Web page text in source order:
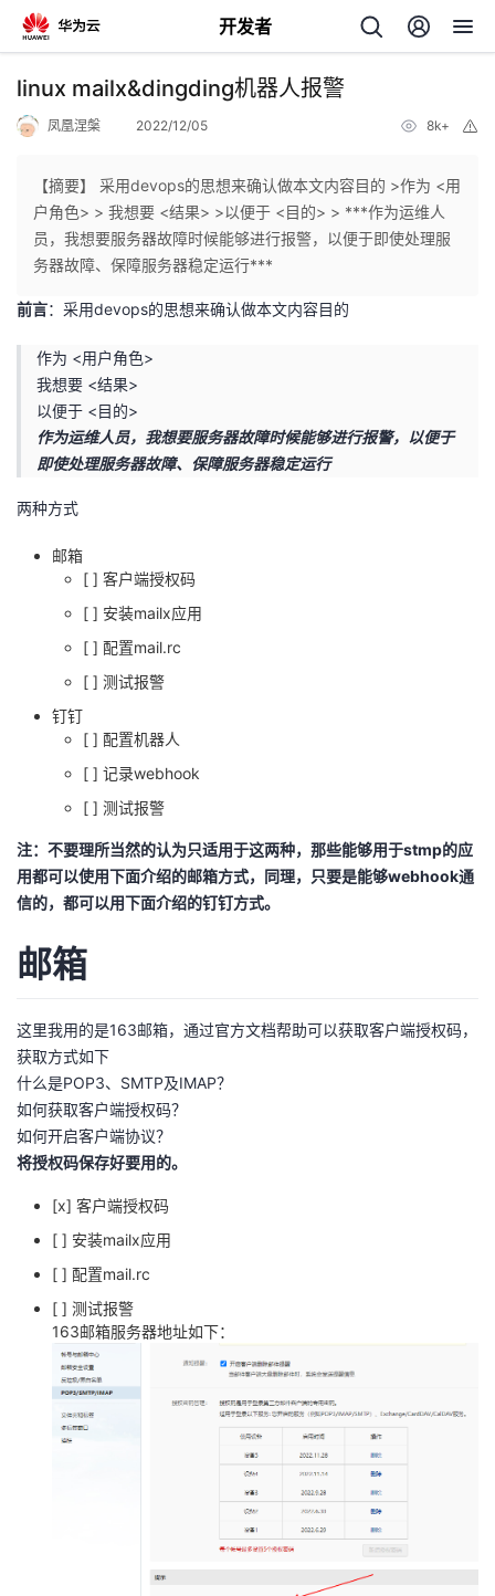
开发者
返
个
人
主
页
我
的
开
子
直
播
的
活
动
我
的
关
我
的
发
者
堂
我
的
课
我
的
我
我
Programs
的
支
持
我
的
技
术
我
的
云
linux mailx&dingding机器人报警
凤凰涅槃 2022/12/05 8k+
【摘要】 采用devops的思想来确认做本文内容目的 >作为 <用
户角色> > 我想要 <结果> >以便于 <目的> > ***作为运维人
员，我想要服务器故障时候能够进行报警，以便于即使处理服
务器故障、保障服务器稳定运行***
前言：采用devops的思想来确认做本文内容目的
作为 <用户角色>
我想要 <结果>
以便于 <目的>
作为运维人员，我想要服务器故障时候能够进行报警，以便于
即使处理服务器故障、保障服务器稳定运行
两种方式
邮箱
[ ] 客户端授权码
[ ] 安装mailx应用
[ ] 配置mail.rc
[ ] 测试报警
钉钉
[ ] 配置机器人
[ ] 记录webhook
[ ] 测试报警
注：不要理所当然的认为只适用于这两种，那些能够用于stmp的应
用都可以使用下面介绍的邮箱方式，同理，只要是能够webhook通
信的，都可以用下面介绍的钉钉方式。
邮箱
这里我用的是163邮箱，通过官方文档帮助可以获取客户端授权码，
获取方式如下
什么是POP3、SMTP及IMAP？
如何获取客户端授权码？
如何开启客户端协议？
将授权码保存好要用的。
[x] 客户端授权码
[ ] 安装mailx应用
[ ] 配置mail.rc
[ ] 测试报警
163邮箱服务器地址如下：